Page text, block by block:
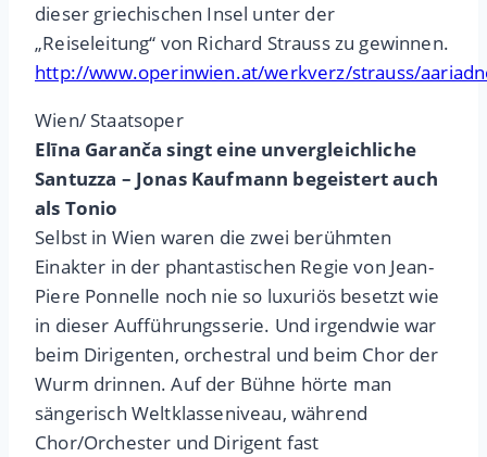
dieser griechischen Insel unter der
„Reiseleitung“ von Richard Strauss zu gewinnen.
http://www.operinwien.at/werkverz/strauss/
Wien/ Staatsoper
Elīna Garanča singt eine unvergleichliche
Santuzza – Jonas Kaufmann begeistert auch
als Tonio
Selbst in Wien waren die zwei berühmten
Einakter in der phantastischen Regie von Jean-
Piere Ponnelle noch nie so luxuriös besetzt wie
in dieser Aufführungsserie. Und irgendwie war
beim Dirigenten, orchestral und beim Chor der
Wurm drinnen. Auf der Bühne hörte man
sängerisch Weltklasseniveau, während
Chor/Orchester und Dirigent fast